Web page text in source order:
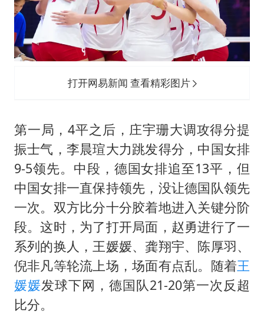
打开网易新闻 查看精彩图片
第一局，4平之后，庄宇珊大调攻得分提
振士气，李晨瑄大力跳发得分，中国女排
9-5领先。中段，德国女排追至13平，但
中国女排一直保持领先，没让德国队领先
一次。双方比分十分胶着地进入关键分阶
段。这时，为了打开局面，赵勇进行了一
系列的换人，王媛媛、 龚翔宇、陈厚羽、
倪非凡等轮流上场，场面有点乱。随着王
媛媛发球下网，德国队21-20第一次反超
比分。